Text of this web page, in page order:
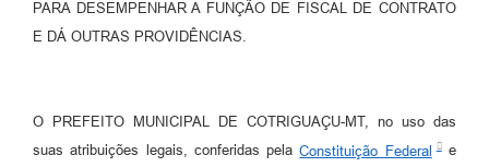
Links
Telefones Úteis
Enquete
PARA DESEMPENHAR A FUNÇÃO DE FISCAL DE CONTRATO
E DÁ OUTRAS PROVIDÊNCIAS.
O PREFEITO MUNICIPAL DE COTRIGUAÇU-MT, no uso das
suas atribuições legais, conferidas pelaConstituição Federal
e